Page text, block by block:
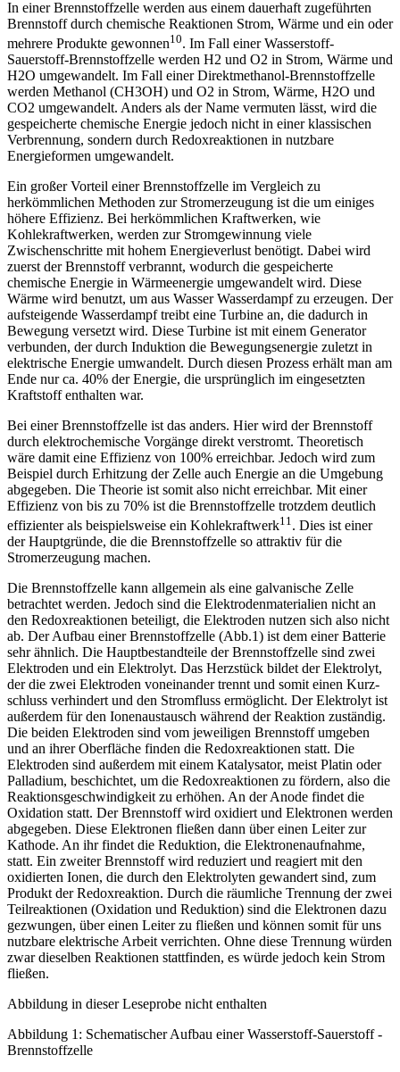
In einer Brennstoffzelle werden aus einem dauerhaft zugeführten
Brennstoff durch chemische Reaktionen Strom, Wärme und ein oder
mehrere Produkte gewonnen10. Im Fall einer Wasserstoff-
Sauerstoff-Brennstoffzelle werden H2 und O2 in Strom, Wärme und
H2O umgewandelt. Im Fall einer Direktmethanol-Brennstoffzelle
werden Methanol (CH3OH) und O2 in Strom, Wärme, H2O und
CO2 umgewandelt. Anders als der Name vermuten lässt, wird die
gespeicherte chemische Energie jedoch nicht in einer klassischen
Verbrennung, sondern durch Redoxreaktionen in nutzbare
Energieformen umgewandelt.
Ein großer Vorteil einer Brennstoffzelle im Vergleich zu
herkömmlichen Methoden zur Stromerzeugung ist die um einiges
höhere Effizienz. Bei herkömmlichen Kraftwerken, wie
Kohlekraftwerken, werden zur Stromgewinnung viele
Zwischenschritte mit hohem Energie­verlust benötigt. Dabei wird
zuerst der Brennstoff verbrannt, wodurch die gespeicherte
chemische Energie in Wärmeenergie umgewandelt wird. Diese
Wärme wird benutzt, um aus Wasser Wasserdampf zu erzeugen. Der
aufsteigende Wasserdampf treibt eine Turbine an, die dadurch in
Bewegung versetzt wird. Diese Turbine ist mit einem Generator
verbunden, der durch Induktion die Bewegungsenergie zuletzt in
elektrische Energie umwandelt. Durch diesen Prozess erhält man am
Ende nur ca. 40% der Energie, die ursprünglich im eingesetzten
Kraftstoff enthalten war.
Bei einer Brennstoffzelle ist das anders. Hier wird der Brennstoff
durch elektrochemische Vorgänge direkt verstromt. Theoretisch
wäre damit eine Effizienz von 100% erreichbar. Jedoch wird zum
Beispiel durch Erhitzung der Zelle auch Energie an die Umgebung
abgegeben. Die Theorie ist somit also nicht erreichbar. Mit einer
Effizienz von bis zu 70% ist die Brennstoffzelle trotzdem deutlich
effizienter als beispielsweise ein Kohlekraftwerk11 . Dies ist einer
der Hauptgründe, die die Brennstoffzelle so attraktiv für die
Stromerzeugung machen.
Die Brennstoffzelle kann allgemein als eine galvanische Zelle
betrachtet werden. Jedoch sind die Elektrodenmaterialien nicht an
den Redoxreaktionen beteiligt, die Elektroden nutzen sich also nicht
ab. Der Aufbau einer Brennstoffzelle (Abb.1) ist dem einer Batterie
sehr ähnlich. Die Hauptbestandteile der Brennstoffzelle sind zwei
Elektroden und ein Elektrolyt. Das Herzstück bildet der Elektrolyt,
der die zwei Elektroden voneinander trennt und somit einen Kurz­
schluss verhindert und den Stromfluss ermöglicht. Der Elektrolyt ist
außerdem für den Ionenaustausch während der Reaktion zuständig.
Die beiden Elektroden sind vom jeweiligen Brennstoff umgeben
und an ihrer Oberfläche finden die Redoxreaktionen statt. Die
Elektroden sind außerdem mit einem Katalysator, meist Platin oder
Palladium, beschichtet, um die Redoxreaktionen zu fördern, also die
Reaktionsgeschwindigkeit zu erhöhen. An der Anode findet die
Oxidation statt. Der Brennstoff wird oxidiert und Elektronen werden
abgegeben. Diese Elektronen fließen dann über einen Leiter zur
Kathode. An ihr findet die Reduktion, die Elektronenaufnahme,
statt. Ein zweiter Brennstoff wird reduziert und reagiert mit den
oxidierten Ionen, die durch den Elektrolyten gewandert sind, zum
Produkt der Redoxreaktion. Durch die räumliche Trennung der zwei
Teilreaktionen (Oxidation und Reduktion) sind die Elektronen dazu
gezwungen, über einen Leiter zu fließen und können somit für uns
nutzbare elektrische Arbeit verrichten. Ohne diese Trennung würden
zwar dieselben Reaktionen stattfinden, es würde jedoch kein Strom
fließen.
Abbildung in dieser Leseprobe nicht enthalten
Abbildung 1: Schematischer Aufbau einer Wasserstoff-Sauerstoff -
Brennstoffzelle